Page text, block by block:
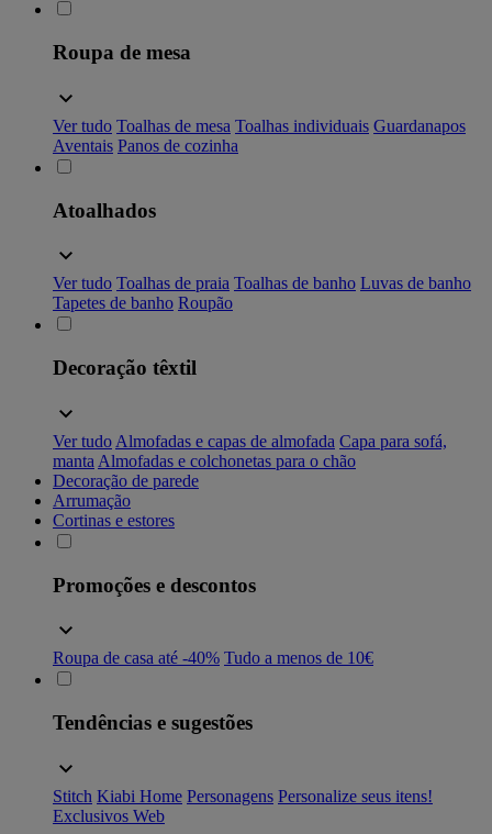
Roupa de mesa
Ver tudo Toalhas de mesa Toalhas individuais Guardanapos
Aventais Panos de cozinha
Atoalhados
Ver tudo Toalhas de praia Toalhas de banho Luvas de banho
Tapetes de banho Roupão
Decoração têxtil
Ver tudo Almofadas e capas de almofada Capa para sofá,
manta Almofadas e colchonetas para o chão
Decoração de parede
Arrumação
Cortinas e estores
Promoções e descontos
Roupa de casa até -40% Tudo a menos de 10€
Tendências e sugestões
Stitch Kiabi Home Personagens Personalize seus itens!
Exclusivos Web